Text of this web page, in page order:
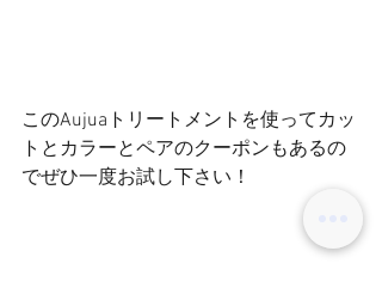
このAujuaトリートメントを使ってカッ
トとカラーとペアのクーポンもあるの
でぜひ一度お試し下さい！